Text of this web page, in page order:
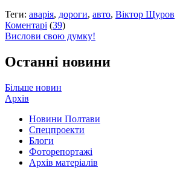
Теги: аварія, дороги, авто, Віктор Щуров
Коментарі (39)
Вислови свою думку!
Останні новини
Більше новин
Архів
Новини Полтави
Спецпроекти
Блоги
Фоторепортажі
Архів матеріалів